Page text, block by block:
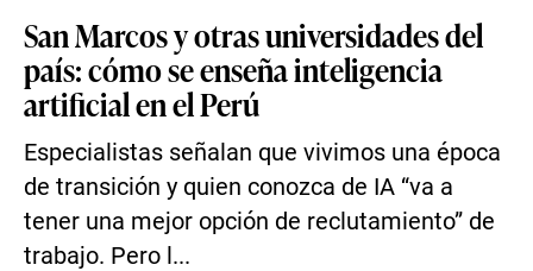
San Marcos y otras universidades del
país: cómo se enseña inteligencia
artificial en el Perú
Especialistas señalan que vivimos una época
de transición y quien conozca de IA “va a
tener una mejor opción de reclutamiento” de
trabajo. Pero l...